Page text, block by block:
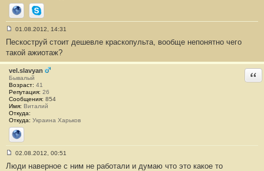
СайтSkype
о
б
щ
е
н
и
е
#
1
3
01.08.2012, 14:31
Пескоструй стоит дешевле краскопульта, вообще непонятно чего
такой ажиотаж?
vel.slavyan
Бывалый
Возраст: 41
Репутация: 26
Сообщения: 854
Имя: Виталий
Откуда:
Откуда: Украина Харьков
Сайт
о
02.08.2012, 00:51
Люди наверное с ним не работали и думаю что это какое то